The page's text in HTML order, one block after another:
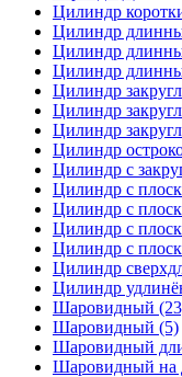
Цилиндр
Цилиндр
Цилиндр
Цилиндр
Цилиндр
Цилиндр
Цилиндр
Цилиндр
Цилиндр с
Цилиндр с
Цилиндр с
Цилиндр с
Цилиндр с
Цилиндр
Цилиндр
Шаровидный
Шаровидный (5)
Шаровидный
Шаровидный на